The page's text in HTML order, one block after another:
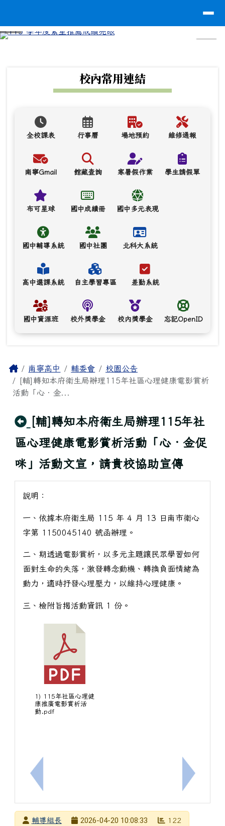
校內常用連結
全校課表 行事曆 場地預約 維修通報
南寧Gmail 館藏查詢 寒暑假作業 學生請假單
布可星球 國中成績冊 國中多元表現
國中輔導系統 國中社團 北科大系統
高中選課系統 自主學習專區 差勤系統
國中資源班 校外獎學金 校內獎學金 忘記OpenID
主內容區域
Home南寧高中 輔委會
校園公告
[輔]轉知本府衛生局辦理115年社區心理健康電影賞析
活動「心‧金...
回上頁
[輔]轉知本府衛生局辦理115年社
區心理健康電影賞析活動「心‧金促
咪」活動文宣，請貴校協助宣傳
上一筆：[輔]社團法人中華民國應用商業管理協會
說明：
一、依據本府衛生局 115 年 4 月 13 日南市衛心
字第 1150045140 號函辦理。
二、期透過電影賞析，以多元主題讓民眾學習如何
面對生命的失落，激發轉念動機、轉換負面情緒為
動力，適時抒發心理壓力，以維持心理健康。
三、檢附旨揭活動資訊 1 份。
1) 115年社區心理健
康推廣電影賞析活
動.pdf
下一筆：
發布者輔導組長
2026-04-20 10:08:33 122